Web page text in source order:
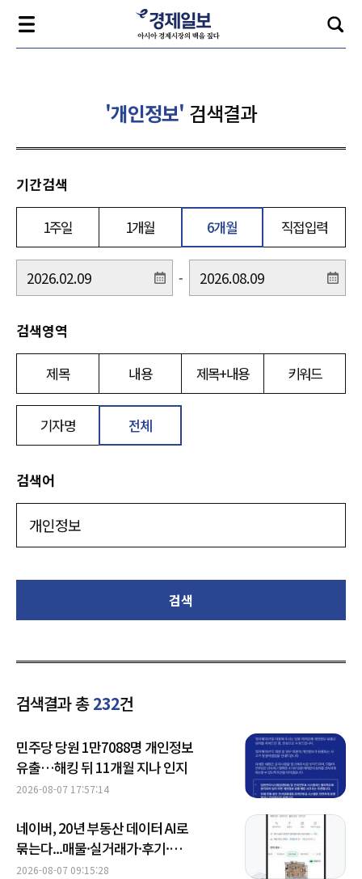
'개인정보' 검색결과
기간검색
1주일 1개월 6개월 직접입력
-
검색영역
제목 내용 제목+내용 키워드
기자명 전체
검색어
검색
검색결과 총232건
민주당 당원 1만7088명 개인정보
유출…해킹 뒤 11개월 지나 인지
2026-08-07 17:57:14
네이버, 20년 부동산 데이터 AI로
묶는다...매물·실거래가·후기·
금융정보 종합 분석
2026-08-07 09:15:28